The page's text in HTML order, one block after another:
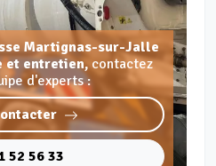
Martignas-sur-Jalle
et entretien, contactez
d'experts :
52 56 33